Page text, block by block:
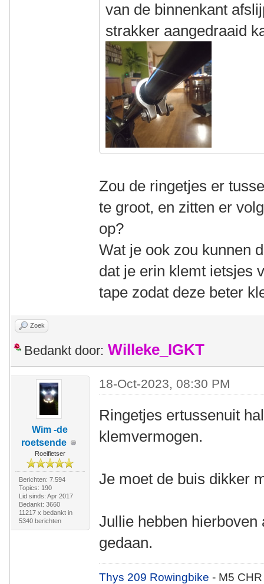
van de binnenkant
strakker aangedraaid
Zou de ringetjes er
te groot, en zitten er
op?
Wat je ook zou kunnen
dat je erin klemt ietsjes
tape zodat deze beter
Zoek
Bedankt door: Willeke_IGKT
Wim -de
roetsende
Roeifietser
Berichten: 7.594
Topics: 190
Lid sinds: Apr 2017
Bedankt: 3660
11217 x bedankt in
5340 berichten
18-Oct-2023, 08:30 PM
Ringetjes ertussenuit
klemvermogen.
Je moet de buis dikker
Jullie hebben
gedaan.
Thys 209 Rowingbike- M5